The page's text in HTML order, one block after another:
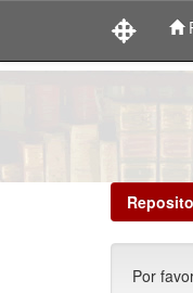
Por